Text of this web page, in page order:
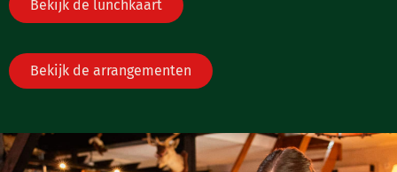
Bekijk de lunchkaart
Bekijk de arrangementen